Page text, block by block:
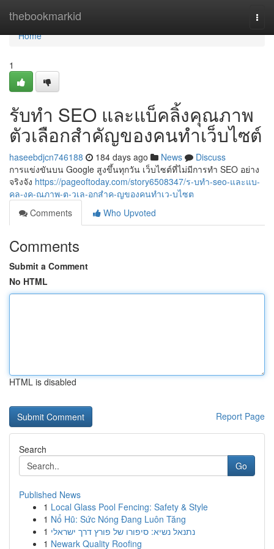
thebookmarkid
Home
Home
1
รับทำ SEO และแบ็คลิ้งคุณภาพ
ตัวเลือกสำคัญของคนทำเว็บไซต์
haseebdjcn746188 184 days ago News
Discuss
การแข่งขันบน Google สูงขึ้นทุกวัน เว็บไซต์ที่ไม่มีการทำ SEO อย่าง
จริงจัง https://pageoftoday.com/story6508347/ร-บทำ-seo-และแบ-
คล-งค-ณภาพ-ต-วเล-อกสำค-ญของคนทำเว-บไซต
Comments
Who Upvoted
Comments
Submit a Comment
No HTML
HTML is disabled
Report Page
Search
Go
Published News
1 Local Glass Pool Fencing: Safety & Style
1 Nổ Hũ: Sức Nóng Đang Luôn Tăng
1 נתנאל נשיא: סיפורו של פורץ דרך ישראלי
1 Newark Quality Roofing